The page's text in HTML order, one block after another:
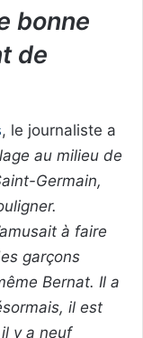
bonne
de
, le journaliste a
au milieu de
Germain,
à faire
garçons
Bernat. Il a
il est
y a neuf